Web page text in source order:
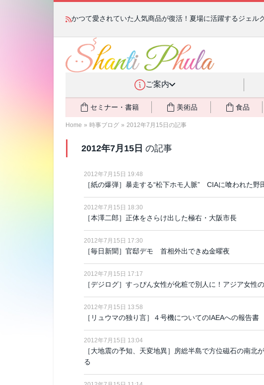
かつて愛されていた人気商品が復活！夏場に活躍するジェ
ご案内
セミナー・書籍 美術品 食品
Home » 時事ブログ » 2012年7月15日の記事
2012年7月15日 の記事
2012年7月15日 19:48
［紙の爆弾］暴走する“松下ホモ人脈” CIAに喰われた野
2012年7月15日 18:30
［本澤二郎］正体をさらけ出した極右・大阪市長
2012年7月15日 17:30
［毎日新聞］官邸デモ 首相外出できぬ金曜夜
2012年7月15日 17:17
［デジログ］すっぴん女性が化粧で別人に！アジア女性
2012年7月15日 13:58
［リュウマの独り言］４号機についてのIAEAへの報告書
2012年7月15日 13:04
［大地震の予知、天変地異］房総半島で方位磁石の南北
る